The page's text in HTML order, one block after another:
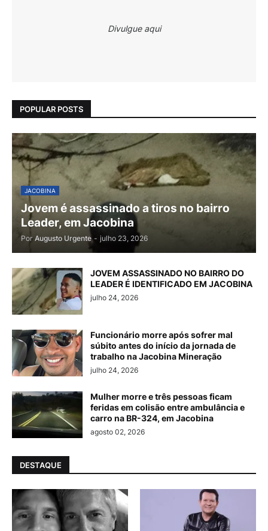
Divulgue aqui
POPULAR POSTS
JACOBINA
Jovem é assassinado a tiros no bairro
Leader, em Jacobina
Por Augusto Urgente - julho 23, 2026
JOVEM ASSASSINADO NO BAIRRO DO
LEADER É IDENTIFICADO EM JACOBINA
julho 24, 2026
Funcionário morre após sofrer mal
súbito antes do início da jornada de
trabalho na Jacobina Mineração
julho 24, 2026
Mulher morre e três pessoas ficam
feridas em colisão entre ambulância e
carro na BR-324, em Jacobina
agosto 02, 2026
DESTAQUE